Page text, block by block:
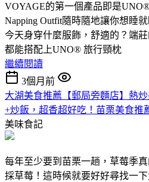
VOYAGE的第一個產品即是
Napping Outfit隨時隨地讓你想睡
今天身穿什麼服飾，舒適的？端
都能搭配上UNO® 旅行頸枕
繼續閱讀
3個月前
大湖美食推薦【郵局旁麵店】熱
+炒飯，超香超好吃！苗栗美食推
美味食記
每年至少要到苗栗一趟，草莓季
採草莓！這時候就要好好尋找一